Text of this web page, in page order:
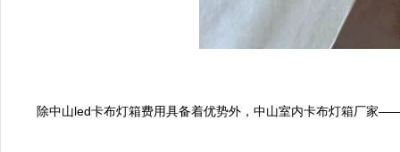
除中山led卡布灯箱费用具备着优势外，中山室内卡布灯箱厂家